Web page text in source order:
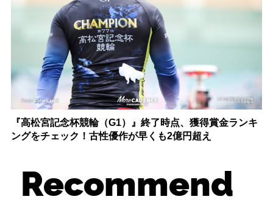
『高松宮記念杯競輪（G1）』終了時点、獲得賞金ランキ
ングをチェック！古性優作が早くも2億円超え
Recommend